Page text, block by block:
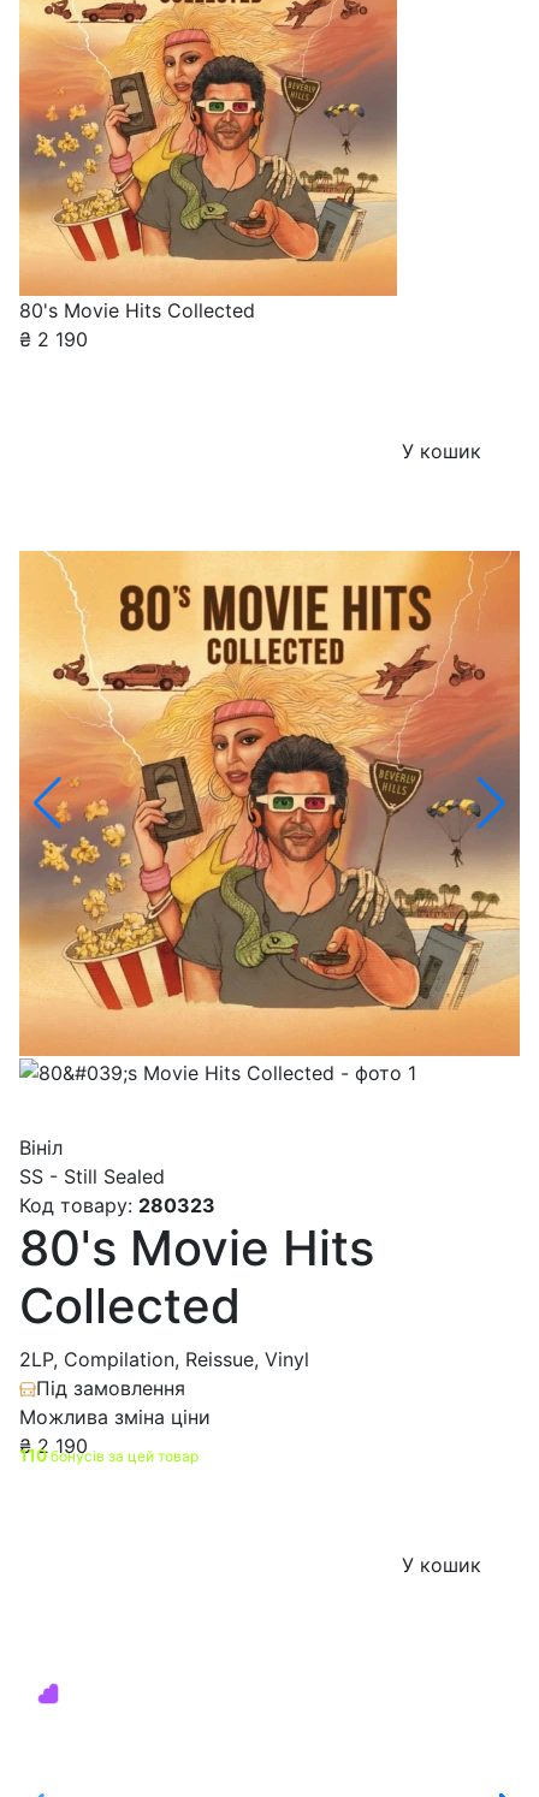
80's Movie Hits Collected
₴ 2 190
У кошик
Вініл
SS - Still Sealed
Код товару: 280323
80's Movie Hits
Collected
2LP, Compilation, Reissue, Vinyl
Під замовлення
Можлива зміна ціни
₴2 190
110бонусів за цей товар
У кошик